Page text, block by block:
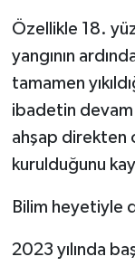
Özellikle 18.
yangının
tamamen
ibadetin devam
ahşap direkten
kurulduğunu
Bilim heyetiyle
2023 yılında